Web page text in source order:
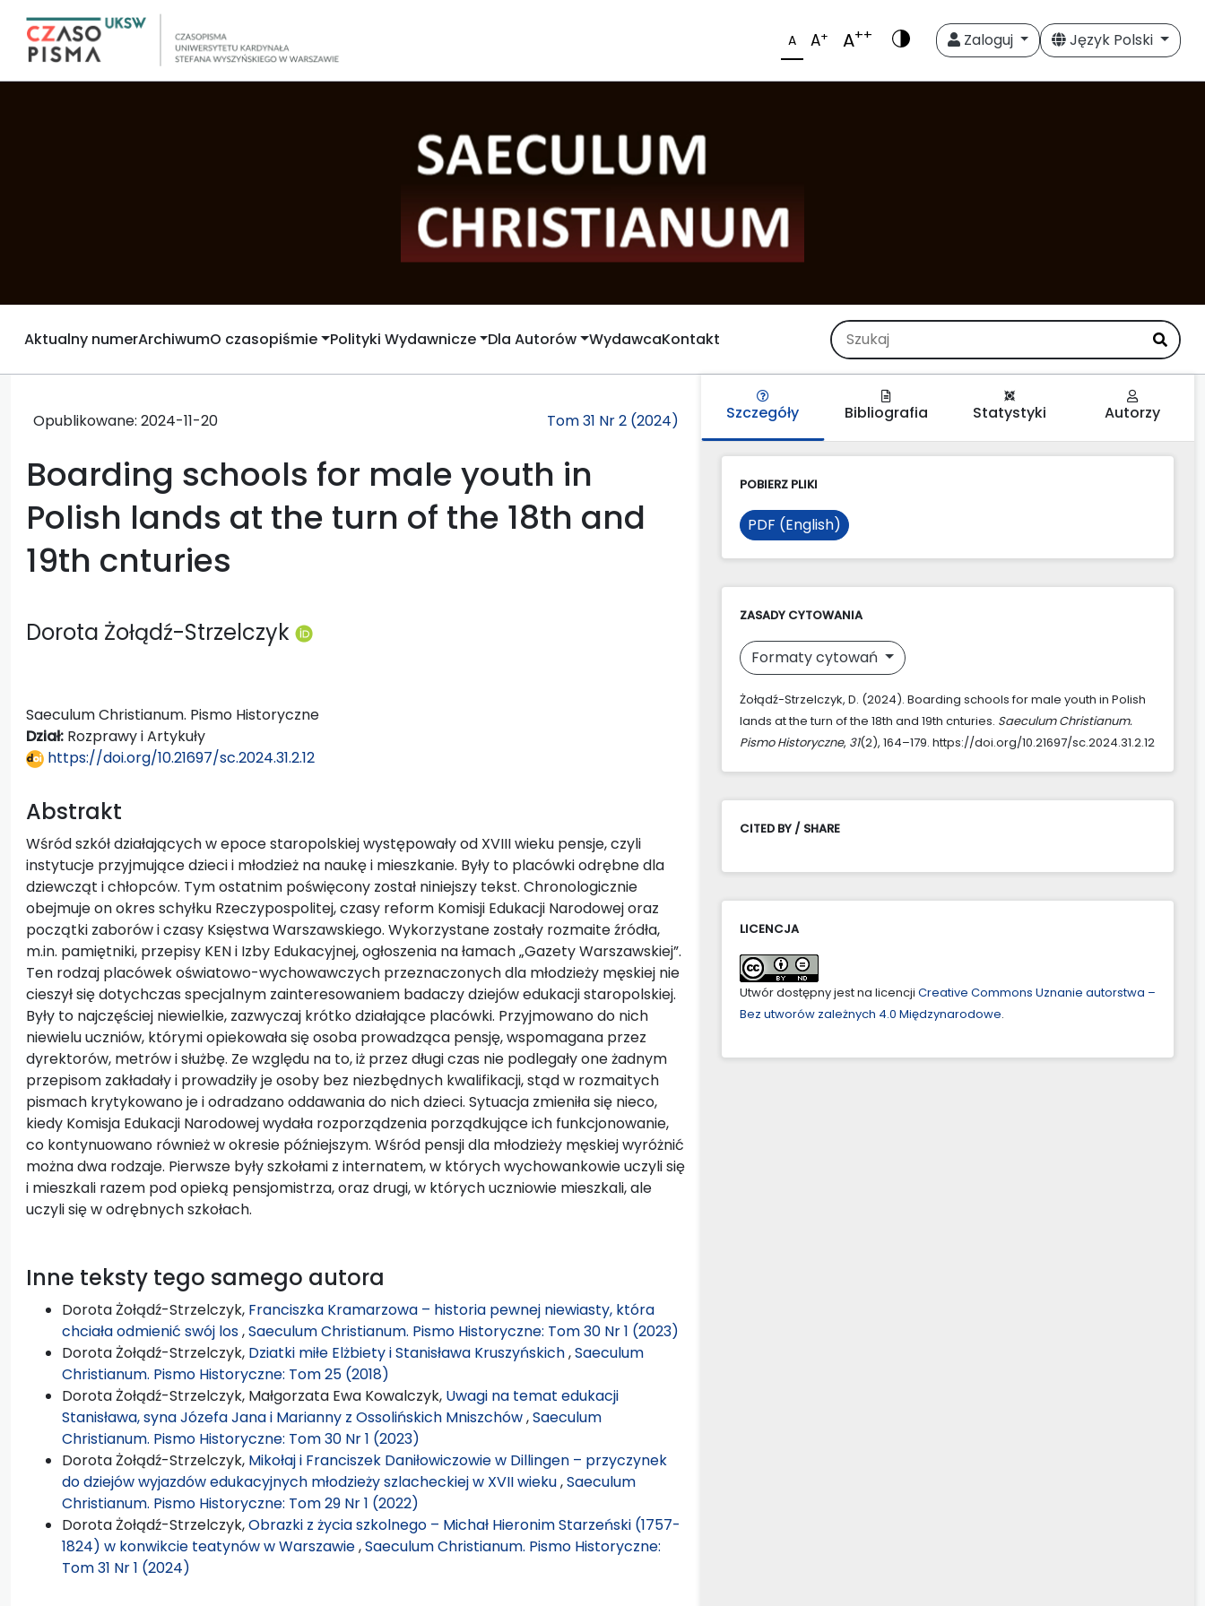
A A+ A++ Zaloguj Język Polski
Aktualny numerArchiwumO czasopiśmie Polityki Wydawnicze Dla Autorów WydawcaKontakt
Opublikowane: 2024-11-20 Tom 31 Nr 2 (2024)
Boarding schools for male youth in
Polish lands at the turn of the 18th and
19th cnturies
Dorota Żołądź-Strzelczyk
Saeculum Christianum. Pismo Historyczne
Dział: Rozprawy i Artykuły
https://doi.org/10.21697/sc.2024.31.2.12
Abstrakt
Wśród szkół działających w epoce staropolskiej występowały od XVIII wieku pensje, czyli
instytucje przyjmujące dzieci i młodzież na naukę i mieszkanie. Były to placówki odrębne dla
dziewcząt i chłopców. Tym ostatnim poświęcony został niniejszy tekst. Chronologicznie
obejmuje on okres schyłku Rzeczypospolitej, czasy reform Komisji Edukacji Narodowej oraz
początki zaborów i czasy Księstwa Warszawskiego. Wykorzystane zostały rozmaite źródła,
m.in. pamiętniki, przepisy KEN i Izby Edukacyjnej, ogłoszenia na łamach „Gazety Warszawskiej”.
Ten rodzaj placówek oświatowo-wychowawczych przeznaczonych dla młodzieży męskiej nie
cieszył się dotychczas specjalnym zainteresowaniem badaczy dziejów edukacji staropolskiej.
Były to najczęściej niewielkie, zazwyczaj krótko działające placówki. Przyjmowano do nich
niewielu uczniów, którymi opiekowała się osoba prowadząca pensję, wspomagana przez
dyrektorów, metrów i służbę. Ze względu na to, iż przez długi czas nie podlegały one żadnym
przepisom zakładały i prowadziły je osoby bez niezbędnych kwalifikacji, stąd w rozmaitych
pismach krytykowano je i odradzano oddawania do nich dzieci. Sytuacja zmieniła się nieco,
kiedy Komisja Edukacji Narodowej wydała rozporządzenia porządkujące ich funkcjonowanie,
co kontynuowano również w okresie późniejszym. Wśród pensji dla młodzieży męskiej wyróżnić
można dwa rodzaje. Pierwsze były szkołami z internatem, w których wychowankowie uczyli się
i mieszkali razem pod opieką pensjomistrza, oraz drugi, w których uczniowie mieszkali, ale
uczyli się w odrębnych szkołach.
Inne teksty tego samego autora
Dorota Żołądź-Strzelczyk, Franciszka Kramarzowa – historia pewnej niewiasty, która
chciała odmienić swój los,Saeculum Christianum. Pismo Historyczne: Tom 30 Nr 1 (2023)
Dorota Żołądź-Strzelczyk, Dziatki miłe Elżbiety i Stanisława Kruszyńskich,Saeculum
Christianum. Pismo Historyczne: Tom 25 (2018)
Dorota Żołądź-Strzelczyk, Małgorzata Ewa Kowalczyk, Uwagi na temat edukacji
Stanisława, syna Józefa Jana i Marianny z Ossolińskich Mniszchów,Saeculum
Christianum. Pismo Historyczne: Tom 30 Nr 1 (2023)
Dorota Żołądź-Strzelczyk, Mikołaj i Franciszek Daniłowiczowie w Dillingen – przyczynek
do dziejów wyjazdów edukacyjnych młodzieży szlacheckiej w XVII wieku,Saeculum
Christianum. Pismo Historyczne: Tom 29 Nr 1 (2022)
Dorota Żołądź-Strzelczyk,Obrazki z życia szkolnego – Michał Hieronim Starzeński (1757-
1824) w konwikcie teatynów w Warszawie,Saeculum Christianum. Pismo Historyczne:
Tom 31 Nr 1 (2024)
Szczegóły Bibliografia Statystyki Autorzy
POBIERZ PLIKI
PDF (English)
ZASADY CYTOWANIA
Formaty cytowań
Żołądź-Strzelczyk, D. (2024). Boarding schools for male youth in Polish
lands at the turn of the 18th and 19th cnturies. Saeculum Christianum.
Pismo Historyczne, 31(2), 164–179. https://doi.org/10.21697/sc.2024.31.2.12
CITED BY / SHARE
LICENCJA
Utwór dostępny jest na licencji Creative Commons Uznanie autorstwa –
Bez utworów zależnych 4.0 Międzynarodowe.